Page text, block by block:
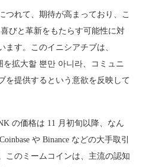
つれて、期待が高まっており、こ
びと革新をもたらす可能性に対
す。このイニシアチブは、
拡大할 뿐만 아니라、コミュニ
を提供するという意欲を反映して
の価格は 11 月初旬以降、なん
や Binance などの大手取引
このミームコインは、主流の認知